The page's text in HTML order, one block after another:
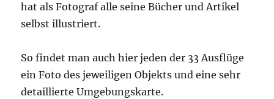
hat als Fotograf alle seine Bücher und Artikel
selbst illustriert.
So findet man auch hier jeden der 33 Ausflüge
ein Foto des jeweiligen Objekts und eine sehr
detaillierte Umgebungskarte.